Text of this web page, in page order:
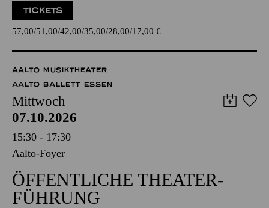
TICKETS
57,00 51,00 42,00 35,00 28,00 17,00 €
AALTO MUSIKTHEATER
AALTO BALLETT ESSEN
Mittwoch
07.10.2026
15:30 - 17:30
Aalto-Foyer
ÖFFENTLICHE THEATER­
FÜHRUNG